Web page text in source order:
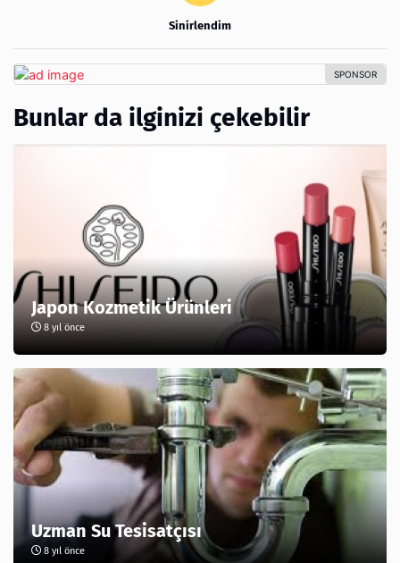
Sinirlendim
Bunlar da ilginizi çekebilir
Japon Kozmetik Ürünleri
8 yıl önce
Uzman Su Tesisatçısı
8 yıl önce